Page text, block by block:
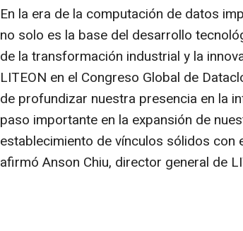
En la era de la computación de datos
no solo es la base del desarrollo
de la transformación industrial y la
LITEON en el Congreso Global de
de profundizar nuestra presencia en la
paso importante en la expansión de
establecimiento de vínculos sólidos con
afirmó Anson Chiu, director general de